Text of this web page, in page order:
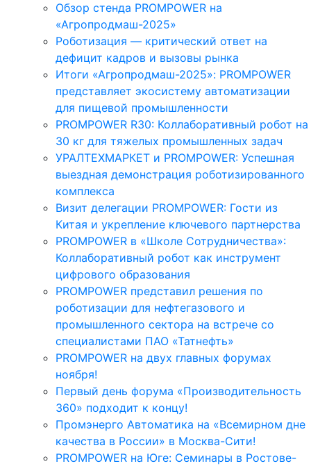
Обзор стенда PROMPOWER на
«Агропродмаш-2025»
Роботизация — критический ответ на
дефицит кадров и вызовы рынка
Итоги «Агропродмаш-2025»: PROMPOWER
представляет экосистему автоматизации
для пищевой промышленности
PROMPOWER R30: Коллаборативный робот на
30 кг для тяжелых промышленных задач
УРАЛТЕХМАРКЕТ и PROMPOWER: Успешная
выездная демонстрация роботизированного
комплекса
Визит делегации PROMPOWER: Гости из
Китая и укрепление ключевого партнерства
PROMPOWER в «Школе Сотрудничества»:
Коллаборативный робот как инструмент
цифрового образования
PROMPOWER представил решения по
роботизации для нефтегазового и
промышленного сектора на встрече со
специалистами ПАО «Татнефть»
PROMPOWER на двух главных форумах
ноября!
Первый день форума «Производительность
360» подходит к концу!
Промэнерго Автоматика на «Всемирном дне
качества в России» в Москва-Сити!
PROMPOWER на Юге: Семинары в Ростове-